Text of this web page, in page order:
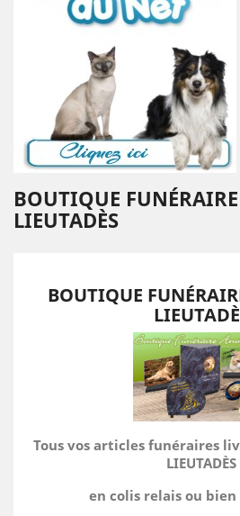
BOUTIQUE
LIEUTADÈS
BOUTIQUE
Tous vos articles funéraires
LIEUTADÈS
en colis relais ou